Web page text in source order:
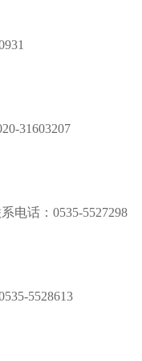
31603207
电话：0535-5527298
5528613